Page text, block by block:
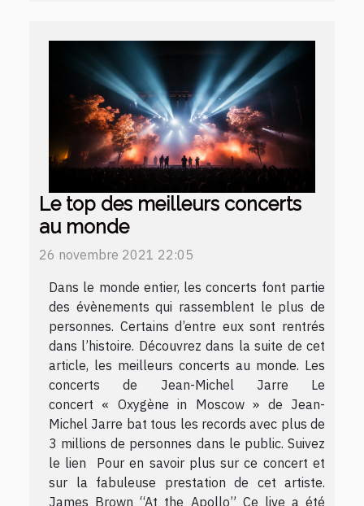
Le top des meilleurs concerts
au monde
26 novembre 2021 22:05
Dans le monde entier, les concerts font partie
des évènements qui rassemblent le plus de
personnes. Certains d’entre eux sont rentrés
dans l’histoire. Découvrez dans la suite de cet
article, les meilleurs concerts au monde. Les
concerts de Jean-Michel Jarre Le
concert « Oxygène in Moscow » de Jean-
Michel Jarre bat tous les records avec plus de
3 millions de personnes dans le public. Suivez
le lien Pour en savoir plus sur ce concert et
sur la fabuleuse prestation de cet artiste.
James Brown “At the Apollo” Ce live a été